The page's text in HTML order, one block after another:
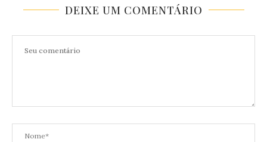
DEIXE UM COMENTÁRIO